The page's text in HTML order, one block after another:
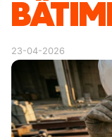
23-04-2026